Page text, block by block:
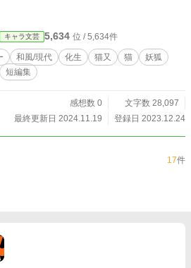
キャラ文芸 5,634 位 / 5,634件
和風/現代 化生 猫又 猫
妖狐
短編集
感想数 0
文字数 28,097
最終更新日 2024.11.19
登録日 2023.12.24
17件